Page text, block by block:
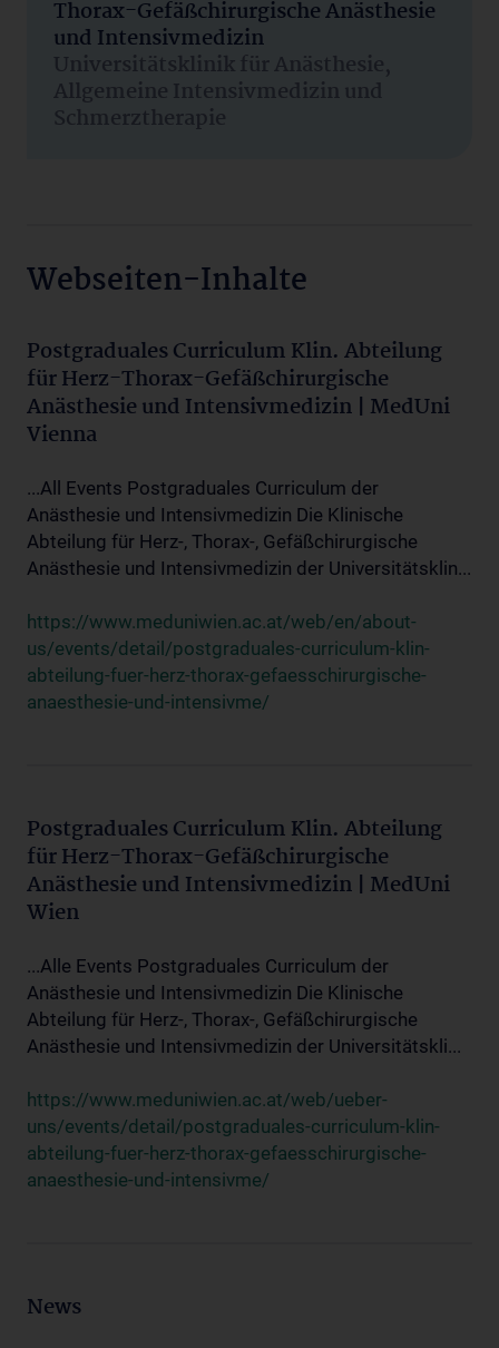
Thorax-Gefäßchirurgische Anästhesie
und Intensivmedizin
Universitätsklinik für Anästhesie,
Allgemeine Intensivmedizin und
Schmerztherapie
Webseiten-Inhalte
Postgraduales Curriculum Klin. Abteilung
für Herz-Thorax-Gefäßchirurgische
Anästhesie und Intensivmedizin | MedUni
Vienna
...All Events Postgraduales Curriculum der
Anästhesie und Intensivmedizin Die Klinische
Abteilung für Herz-, Thorax-, Gefäßchirurgische
Anästhesie und Intensivmedizin der Universitätsklin...
https://www.meduniwien.ac.at/web/en/about-
us/events/detail/postgraduales-curriculum-klin-
abteilung-fuer-herz-thorax-gefaesschirurgische-
anaesthesie-und-intensivme/
Postgraduales Curriculum Klin. Abteilung
für Herz-Thorax-Gefäßchirurgische
Anästhesie und Intensivmedizin | MedUni
Wien
...Alle Events Postgraduales Curriculum der
Anästhesie und Intensivmedizin Die Klinische
Abteilung für Herz-, Thorax-, Gefäßchirurgische
Anästhesie und Intensivmedizin der Universitätskli...
https://www.meduniwien.ac.at/web/ueber-
uns/events/detail/postgraduales-curriculum-klin-
abteilung-fuer-herz-thorax-gefaesschirurgische-
anaesthesie-und-intensivme/
News